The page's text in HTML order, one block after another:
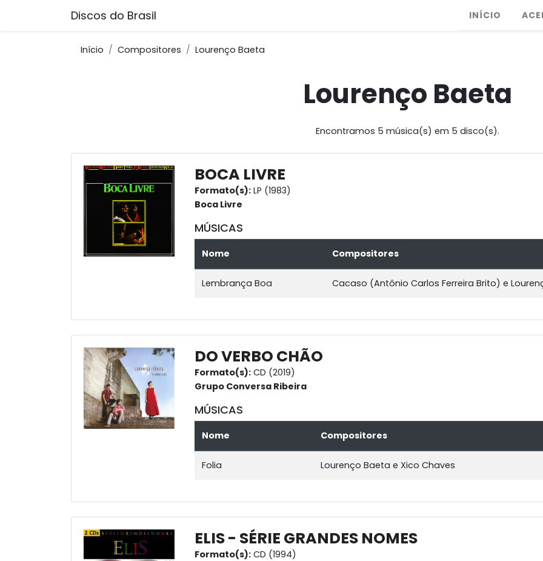
Discos do Brasil INÍCIO
Início Compositores Lourenço Baeta
Lourenço Baeta
Encontramos 5 música(s) em 5 disco(s).
BOCA LIVRE
Formato(s): LP (1983)
Boca Livre
MÚSICAS
Nome Compositores
Lembrança Boa Cacaso (Antônio Carlos Ferreira Brito) e
DO VERBO CHÃO
Formato(s): CD (2019)
Grupo Conversa Ribeira
MÚSICAS
Nome Compositores
Folia Lourenço Baeta e Xico Chaves
ELIS - SÉRIE GRANDES NOMES
Formato(s): CD (1994)